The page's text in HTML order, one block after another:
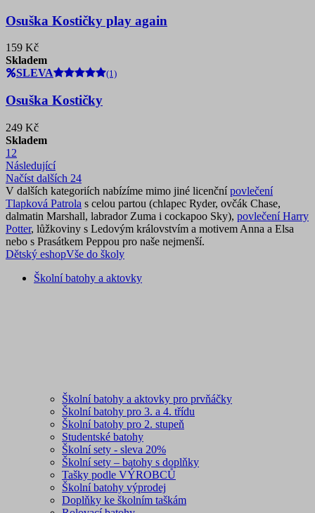
Osuška Kostičky play again
159 Kč
Skladem
SLEVA
(1)
Osuška Kostičky
249 Kč
Skladem
1 2
Následující
Načíst dalších 24
V dalších kategoriích nabízíme mimo jiné licenčnípovlečení
Tlapková Patrola s celou partou (chlapec Ryder, ovčák Chase,
dalmatin Marshall, labrador Zuma i cockapoo Sky), povlečení Harry
Potter, lůžkoviny s Ledovým královstvím a motivem Anna a Elsa
nebo s Prasátkem Peppou pro naše nejmenší.
Dětský eshopVše do školy
Školní batohy a aktovky
Školní batohy a aktovky pro prvňáčky
Školní batohy pro 3. a 4. třídu
Školní batohy pro 2. stupeň
Studentské batohy
Školní sety - sleva 20%
Školní sety – batohy s doplňky
Tašky podle VÝROBCŮ
Školní batohy výprodej
Doplňky ke školním taškám